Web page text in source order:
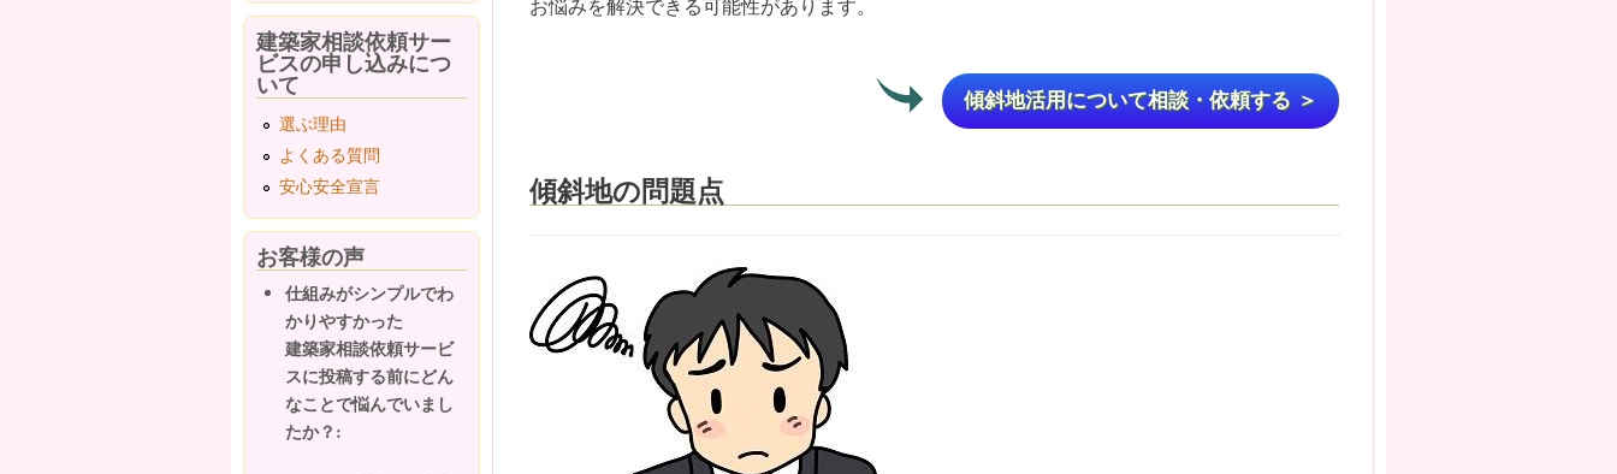
傾斜地活用について相談・依頼する ＞
傾斜地の問題点
建築家相談依頼サー
ビスの申し込みにつ
いて
選ぶ理由
よくある質問
安心安全宣言
お客様の声
仕組みがシンプルでわ
かりやすかった
建築家相談依頼サービ
スに投稿する前にどん
なことで悩んでいまし
たか？: